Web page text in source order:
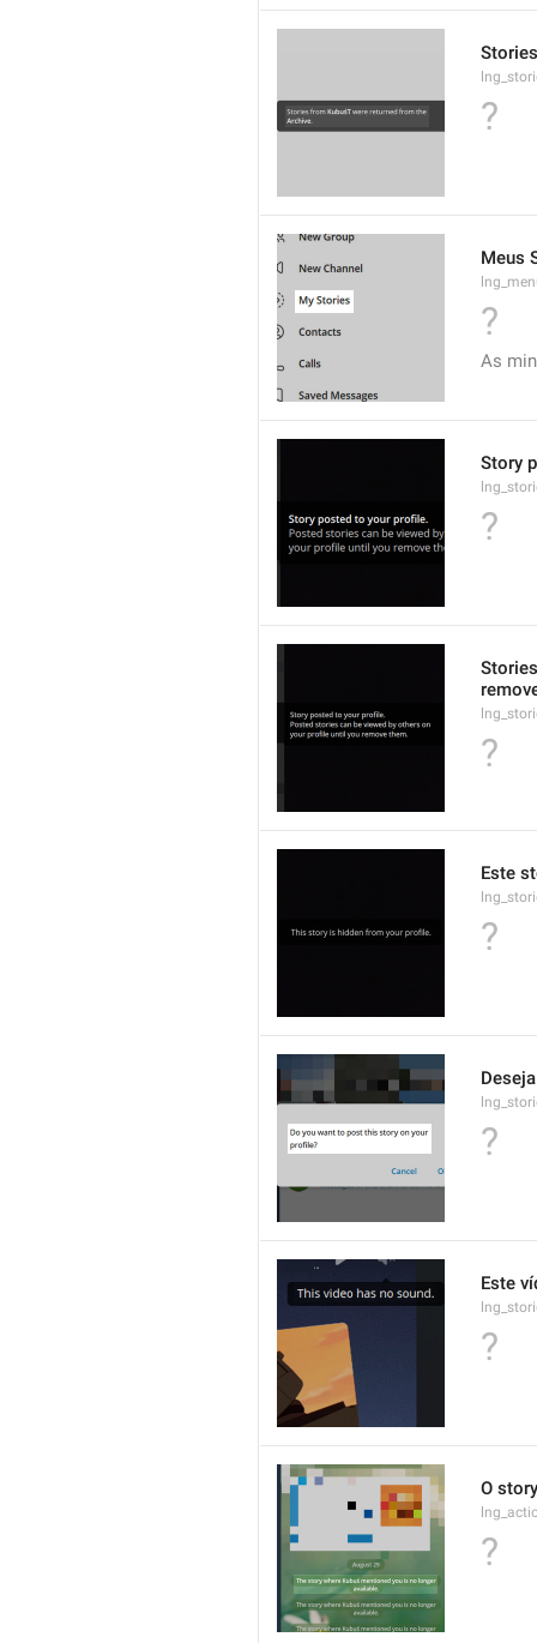
?
Meus
?
As
Story
?
?
Este
?
?
Este
?
O
?